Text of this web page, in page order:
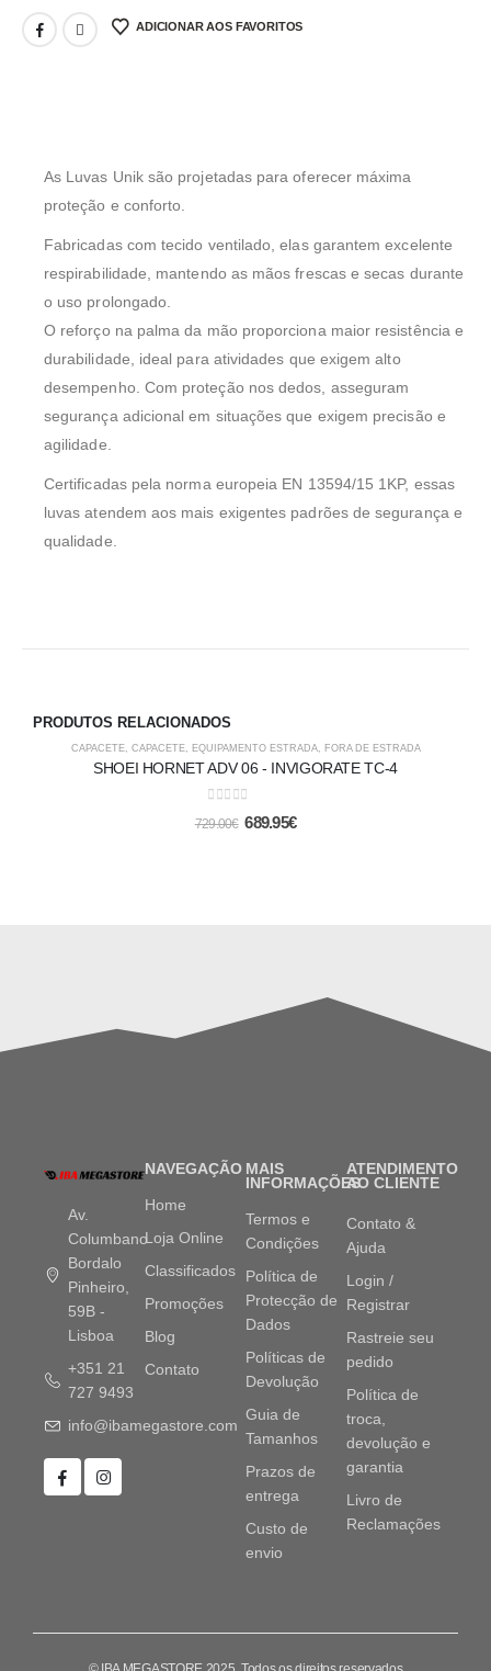
ADICIONAR AOS FAVORITOS
As Luvas Unik são projetadas para oferecer máxima
proteção e conforto.
Fabricadas com tecido ventilado, elas garantem excelente
respirabilidade, mantendo as mãos frescas e secas durante
o uso prolongado.
O reforço na palma da mão proporciona maior resistência e
durabilidade, ideal para atividades que exigem alto
desempenho. Com proteção nos dedos, asseguram
segurança adicional em situações que exigem precisão e
agilidade.
Certificadas pela norma europeia EN 13594/15 1KP, essas
luvas atendem aos mais exigentes padrões de segurança e
qualidade.
PRODUTOS RELACIONADOS
CAPACETE, CAPACETE, EQUIPAMENTO ESTRADA, FORA DE ESTRADA
SHOEI HORNET ADV 06 - INVIGORATE TC-4
out of 5
729.00€ 689.95€
Av.
Columbano
Bordalo
Pinheiro,
59B -
Lisboa
+351 21
727 9493
info@ibamegastore.com
NAVEGAÇÃO
Home
Loja Online
Classificados
Promoções
Blog
Contato
MAIS
INFORMAÇÕES
Termos e
Condições
Política de
Protecção de
Dados
Políticas de
Devolução
Guia de
Tamanhos
Prazos de
entrega
Custo de
envio
ATENDIMENTO
AO CLIENTE
Contato &
Ajuda
Login /
Registrar
Rastreie seu
pedido
Política de
troca,
devolução e
garantia
Livro de
Reclamações